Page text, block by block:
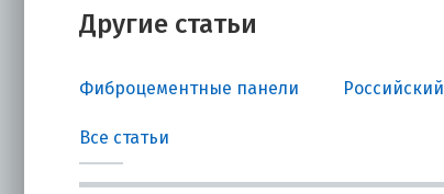
Другие статьи
Фиброцементные панели
Все статьи